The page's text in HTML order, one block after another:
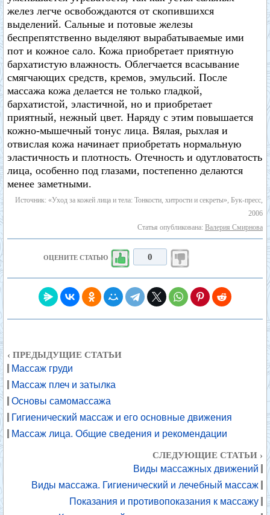
желез легче освобождаются от скопившихся
выделений. Сальные и потовые железы
беспрепятственно выделяют вырабатываемые ими
пот и кожное сало. Кожа приобретает приятную
бархатистую влажность. Облегчается всасывание
смягчающих средств, кремов, эмульсий. После
массажа кожа делается не только гладкой,
бархатистой, эластичной, но и приобретает
приятный, нежный цвет. Наряду с этим повышается
кожно-мышечный тонус лица. Вялая, рыхлая и
отвислая кожа начинает приобретать нормальную
эластичность и плотность. Отечность и одутловатость
лица, особенно под глазами, постепенно делаются
менее заметными.
Источник: «Уход за кожей лица и тела: Тонкости, хитрости и секреты», Бук-пресс,
2006
Статья опубликована: Валерия Смирнова
ОЦЕНИТЕ СТАТЬЮ 0
‹ ПРЕДЫДУЩИЕ СТАТЬИ
Массаж груди
Массаж плеч и затылка
Основы самомассажа
Гигиенический массаж и его основные движения
Массаж лица. Общие сведения и рекомендации
СЛЕДУЮЩИЕ СТАТЬИ ›
Виды массажных движений
Виды массажа. Гигиенический и лечебный массаж
Показания и противопоказания к массажу